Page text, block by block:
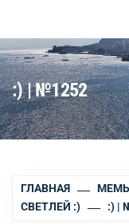
:) | №1252
ГЛАВНАЯ
СВЕТЛЕЙ :)
:) |